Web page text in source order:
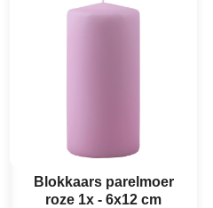
Blokkaars parelmoer
roze 1x - 6x12 cm